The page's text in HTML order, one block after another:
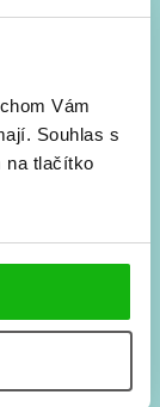
Vám
Souhlas s
na tlačítko
údajů